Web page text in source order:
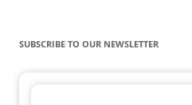
SUBSCRIBE TO OUR NEWSLETTER